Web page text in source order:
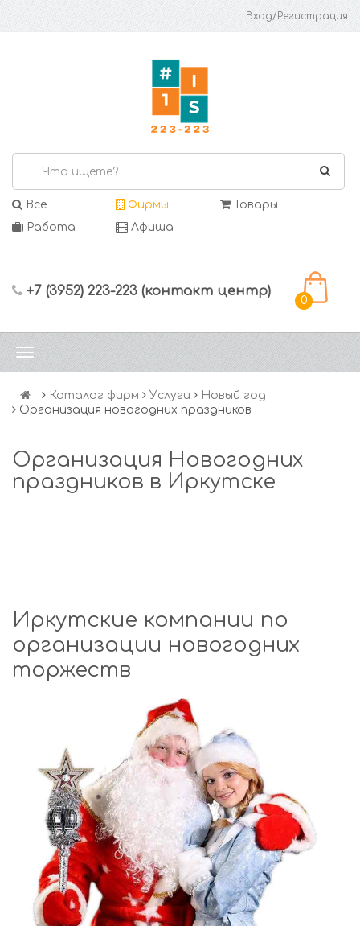
Вход/Регистрация
Все Фирмы
Товары
Работа
Афиша
+7 (3952) 223-223 (контакт центр)
0
Каталог фирм Услуги
Новый год
Организация новогодних праздников
Организация Новогодних
праздников в Иркутске
Иркутские компании по
организации новогодних
торжеств